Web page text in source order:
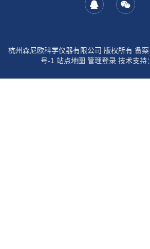
国产液相色谱仪
活动专区
杭州森尼欧科学仪器有限公司 版权所有 备案
号-1 站点地图 管理登录技术支持：